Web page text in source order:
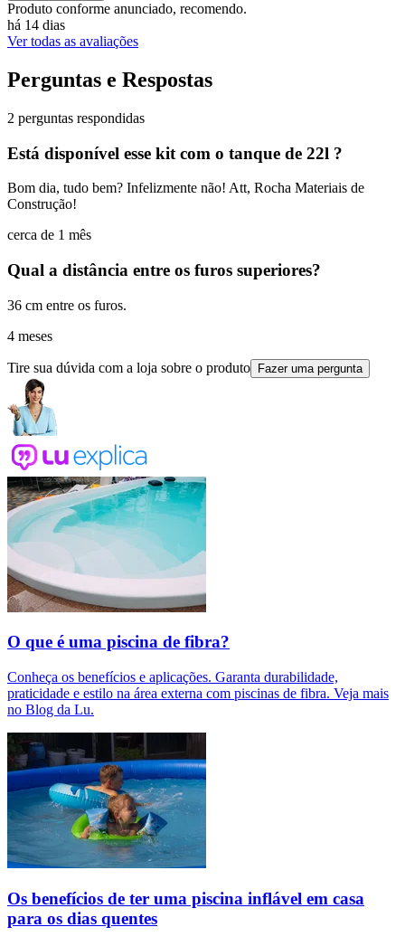
Produto conforme anunciado, recomendo.
há 14 dias
Ver todas as avaliações
Perguntas e Respostas
2 perguntas respondidas
Está disponível esse kit com o tanque de 22l ?
Bom dia, tudo bem? Infelizmente não! Att, Rocha Materiais de
Construção!
cerca de 1 mês
Qual a distância entre os furos superiores?
36 cm entre os furos.
4 meses
Tire sua dúvida com a loja sobre o produto Fazer uma pergunta
O que é uma piscina de fibra?
Conheça os benefícios e aplicações. Garanta durabilidade,
praticidade e estilo na área externa com piscinas de fibra. Veja mais
no Blog da Lu.
Os benefícios de ter uma piscina inflável em casa
para os dias quentes